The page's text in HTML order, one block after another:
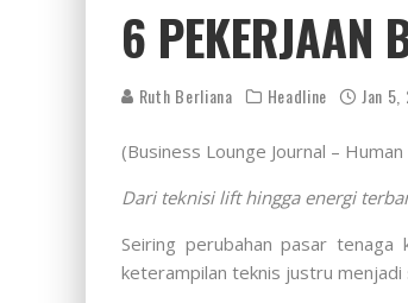
6 PEKERJAAN
Ruth Berliana Headline Jan
(Business Lounge Journal –
Dari teknisi lift hingga energi
Seiring perubahan pasar tenaga
keterampilan teknis justru